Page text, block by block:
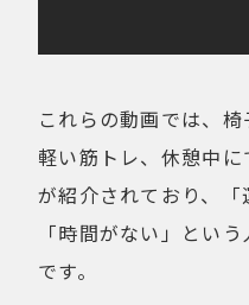
これらの動画では、
軽い筋トレ、休憩中
が紹介されており、「
「時間がない」とい
です。